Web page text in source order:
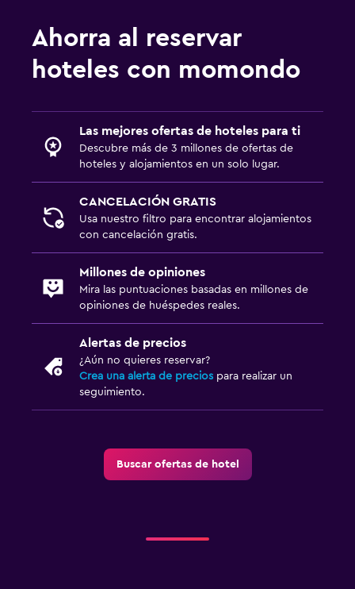
Ahorra al reservar
hoteles con momondo
Las mejores ofertas de hoteles para ti
Descubre más de 3 millones de ofertas de
hoteles y alojamientos en un solo lugar.
CANCELACIÓN GRATIS
Usa nuestro filtro para encontrar alojamientos
con cancelación gratis.
Millones de opiniones
Mira las puntuaciones basadas en millones de
opiniones de huéspedes reales.
Alertas de precios
¿Aún no quieres reservar?
Crea una alerta de precios para realizar un
seguimiento.
Buscar ofertas de hotel